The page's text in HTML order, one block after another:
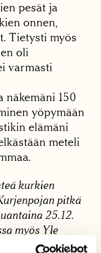
pesät ja
onnen,
Tietysti myös
oli
varmasti
näkemäni 150
yöpymään
elämäni
meteli
kurkien
pitkä
25.12.
myös Yle